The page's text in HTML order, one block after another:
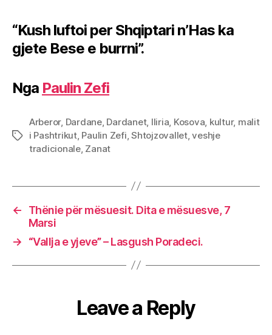
“Kush luftoi per Shqiptari n’Has ka
gjete Bese e burrni”.
Nga Paulin Zefi
Tags
Arberor, Dardane, Dardanet, Iliria Kosova kultur, malit
i Pashtrikut, Paulin Zefi ,Shtojzovallet,veshje
tradicionale, Zanat
←
Thënie për mësuesit. Dita e mësuesve, 7
Marsi
→
“Vallja e yjeve” – Lasgush Poradeci.
Leave a Reply